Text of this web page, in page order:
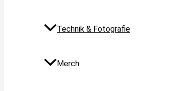
Technik & Fotografie
Merch